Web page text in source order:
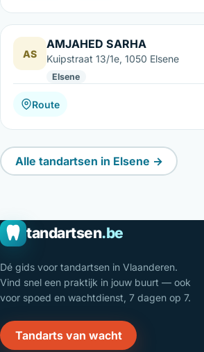
AS
AMJAHED SARHA
Kuipstraat 13/1e, 1050 Elsene
Elsene
Route
Alle tandartsen in Elsene →
tandartsen.be
Dé gids voor tandartsen in Vlaanderen.
Vind snel een praktijk in jouw buurt — ook
voor spoed en wachtdienst, 7 dagen op 7.
Tandarts van wacht